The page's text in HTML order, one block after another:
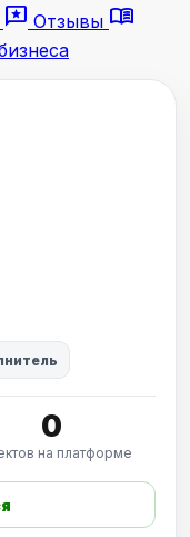
reviews Отзывы menu_book
0
на платформе